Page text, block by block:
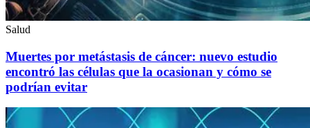
Salud
Muertes por metástasis de cáncer: nuevo estudio
encontró las células que la ocasionan y cómo se
podrían evitar